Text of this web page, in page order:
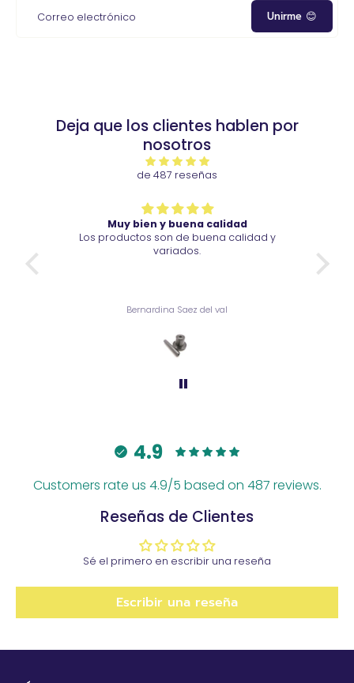
Correo electrónico Unirme 😊
Deja que los clientes hablen por
nosotros
de 487 reseñas
Muy bien y buena calidad
Los productos son de buena calidad y
variados.
Bernardina Saez del val
4.9
Customers rate us 4.9/5 based on 487 reviews.
Reseñas de Clientes
Sé el primero en escribir una reseña
Escribir una reseña